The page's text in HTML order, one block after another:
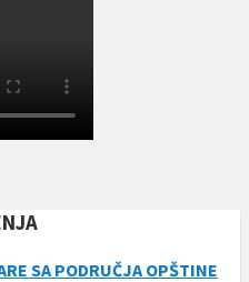
SA PODRUČJA OPŠTINE